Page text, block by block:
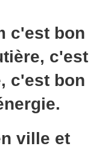
c'est bon
c'est
c'est bon
ville et